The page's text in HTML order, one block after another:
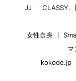
JJ CLASSY.
女性自身
マ
kokode.jp